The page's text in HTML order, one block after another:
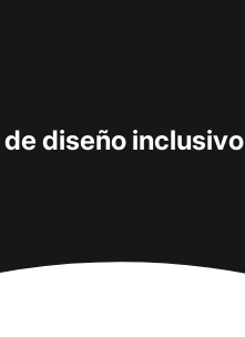
diseño inclusivo